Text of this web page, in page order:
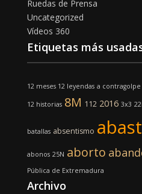
Ruedas de Prensa
Uncategorized
Vídeos 360
Etiquetas más
12 meses 12 leyendas a contragolpe
12 historias 8M 112 2016 3x3
batallas absentismo
abonos 25N aborto
Pública de Extremadura
Archivo